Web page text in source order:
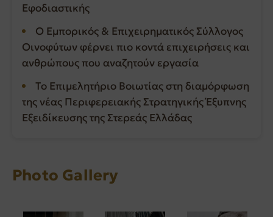
Εφοδιαστικής
Ο Εμπορικός & Επιχειρηματικός Σύλλογος
Οινοφύτων φέρνει πιο κοντά επιχειρήσεις και
ανθρώπους που αναζητούν εργασία
Το Επιμελητήριο Βοιωτίας στη διαμόρφωση
της νέας Περιφερειακής Στρατηγικής Έξυπνης
Εξειδίκευσης της Στερεάς Ελλάδας
Photo Gallery